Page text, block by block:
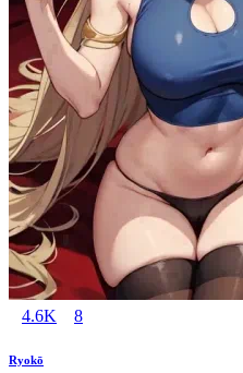
4.6K 8
Ryokō